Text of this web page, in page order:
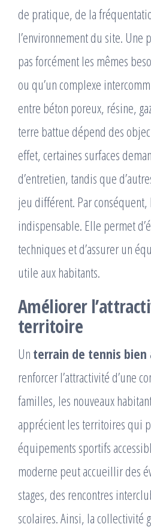
de pratique, de la
l’environnement du site. Une
pas forcément les mêmes
ou qu’un complexe
entre béton poreux, résine,
terre battue dépend des
effet, certaines surfaces
d’entretien, tandis que
jeu différent. Par
indispensable. Elle permet
techniques et d’assurer un
utile aux habitants.
Améliorer
territoire
Un terrain de tennis bien
renforcer l’attractivité d’une
familles, les nouveaux
apprécient les territoires qui
équipements sportifs
moderne peut accueillir des
stages, des rencontres
scolaires. Ainsi, la collectivité